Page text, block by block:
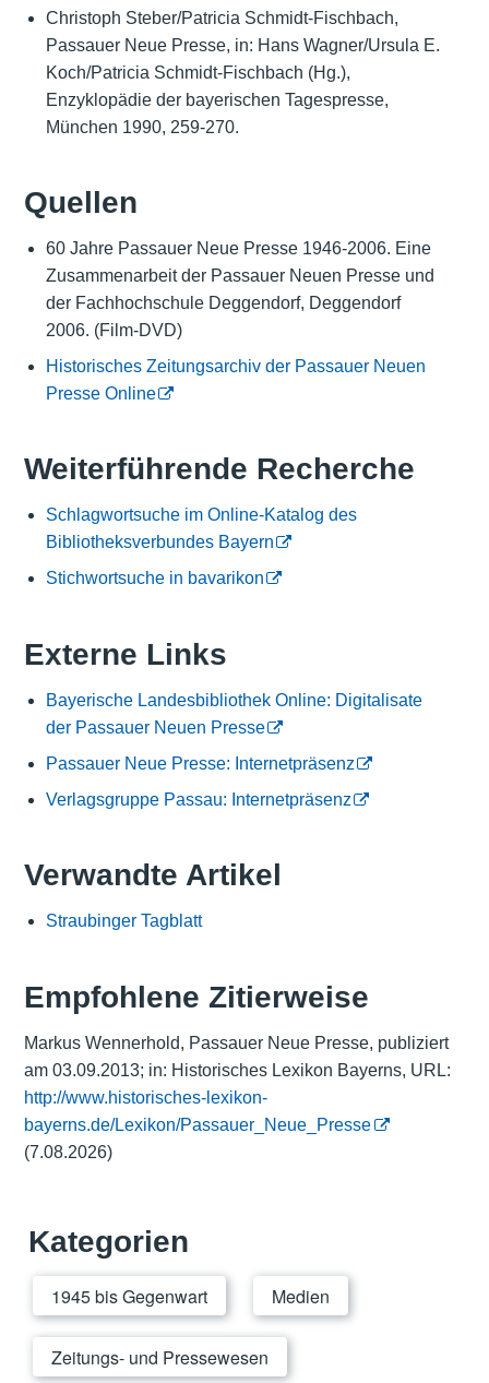
Christoph Steber/Patricia Schmidt-Fischbach,
Passauer Neue Presse, in: Hans Wagner/Ursula E.
Koch/Patricia Schmidt-Fischbach (Hg.),
Enzyklopädie der bayerischen Tagespresse,
München 1990, 259-270.
Quellen
60 Jahre Passauer Neue Presse 1946-2006. Eine
Zusammenarbeit der Passauer Neuen Presse und
der Fachhochschule Deggendorf, Deggendorf
2006. (Film-DVD)
Historisches Zeitungsarchiv der Passauer Neuen
Presse Online
Weiterführende Recherche
Schlagwortsuche im Online-Katalog des
Bibliotheksverbundes Bayern
Stichwortsuche in bavarikon
Externe Links
Bayerische Landesbibliothek Online: Digitalisate
der Passauer Neuen Presse
Passauer Neue Presse: Internetpräsenz
Verlagsgruppe Passau: Internetpräsenz
Verwandte Artikel
Straubinger Tagblatt
Empfohlene Zitierweise
Markus Wennerhold, Passauer Neue Presse, publiziert
am 03.09.2013; in: Historisches Lexikon Bayerns, URL:
http://www.historisches-lexikon-
bayerns.de/Lexikon/Passauer_Neue_Presse
(7.08.2026)
Kategorien
1945 bis Gegenwart Medien
Zeitungs- und Pressewesen